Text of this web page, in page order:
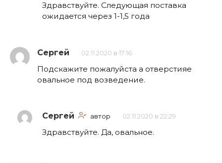
Здравствуйте. Следующая поставка
ожидается через 1-1,5 года
Сергей 02.11.2020 в 17:16
Подскажите пожалуйста а отверстияе
овальное под возведение.
Сергей автор 02.11.2020 в 22:29
Здравствуйте. Да, овальное.